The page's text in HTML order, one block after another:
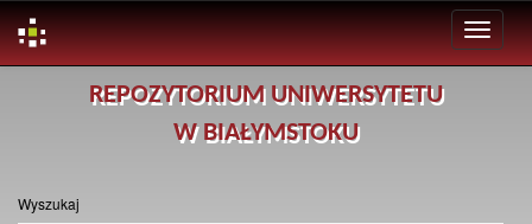
REPOZYTORIUM UNIWERSYTETU
W BIAŁYMSTOKU
Wyszukaj